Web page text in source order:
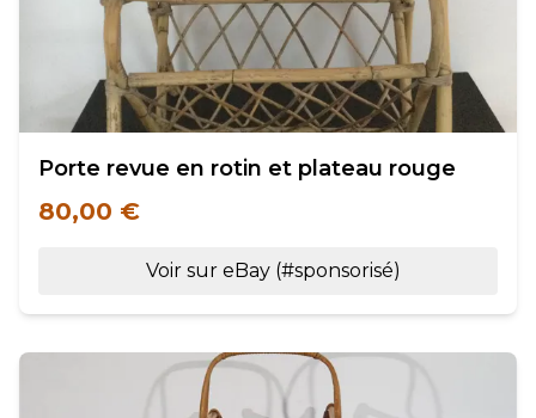
Porte revue en rotin et plateau rouge
80,00 €
Voir sur eBay (#sponsorisé)